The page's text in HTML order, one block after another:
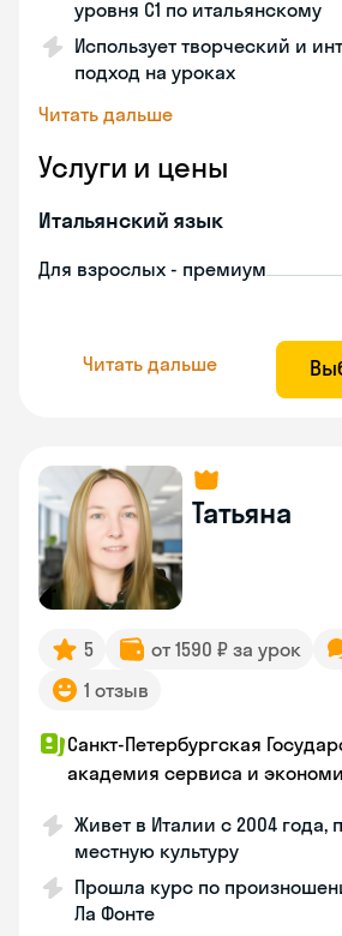
уровня С1 по итальянскому
Использует творческий и
подход на уроках
Читать дальше
Услуги и цены
Итальянский язык
Для взрослых - премиум
Читать дальше
Татьяна
5 от 1590 ₽ за урок
1 отзыв
Санкт-Петербургская
академия сервиса и
Живет в Италии с 2004 года,
местную культуру
Прошла курс по
Ла Фонте